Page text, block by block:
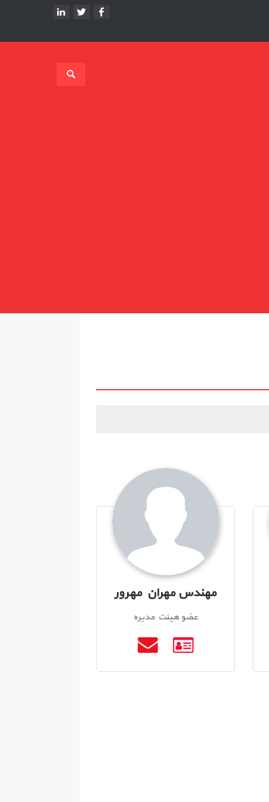
مهندس مهران مهرور
عضو هیئت مدیره